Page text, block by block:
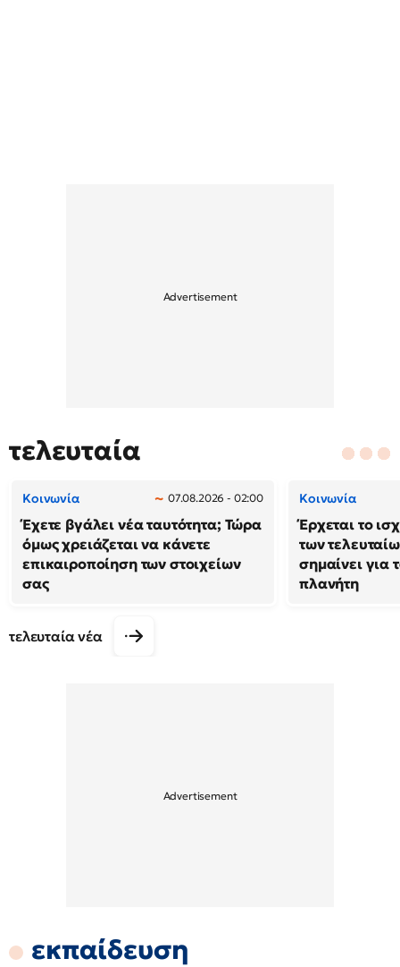
τελευταία
Κοινωνία 07.08.2026 - 02:00
Έχετε βγάλει νέα ταυτότητα; Τώρα
όμως χρειάζεται να κάνετε
επικαιροποίηση των στοιχείων
σας
Κοινωνία
Έρχεται το
των
σημαίνει για
πλανήτη
τελευταία νέα
εκπαίδευση